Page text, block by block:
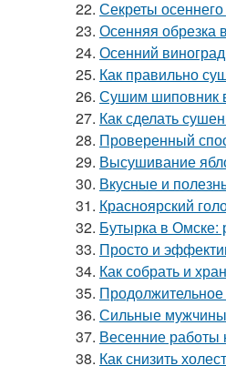
22. Секреты
23. Осенняя обрезка
24. Осенний
25. Как правильно
26. Сушим шиповник
27. Как сделать
28. Проверенный
29. Высушивание
30. Вкусные и
31. Красноярский
32. Бутырка в Омске:
33. Просто и
34. Как собрать и
35. Продолжительное
36. Сильные
37. Весенние работы
38. Как снизить